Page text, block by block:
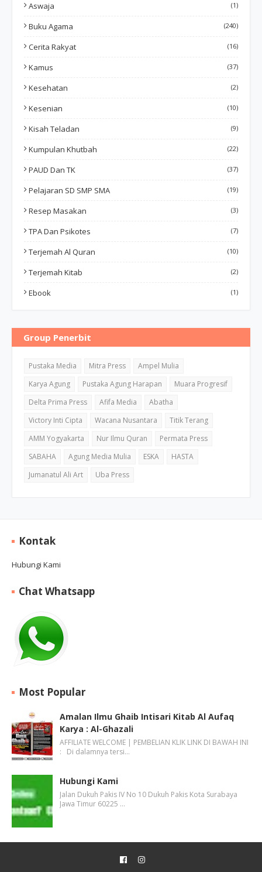
Aswaja (1)
Buku Agama (240)
Cerita Rakyat (16)
Kamus (37)
Kesehatan (2)
Kesenian (10)
Kisah Teladan (9)
Kumpulan Khutbah (22)
PAUD Dan TK (37)
Pelajaran SD SMP SMA (19)
Resep Masakan (3)
TPA Dan Psikotes (7)
Terjemah Al Quran (10)
Terjemah Kitab (2)
Ebook (1)
Group Penerbit
Pustaka Media Mitra Press
Ampel Mulia
Karya Agung
Pustaka Agung Harapan
Muara Progresif
Delta Prima Press
Afifa Media
Abatha
Victory Inti Cipta
Wacana Nusantara
Titik Terang
AMM Yogyakarta
Nur Ilmu Quran
Permata Press
SABAHA
Agung Media Mulia ESKA
HASTA
Jumanatul Ali Art
Uba Press
Kontak
Hubungi Kami
Chat Whatsapp
Most Popular
Amalan Ilmu Ghaib Intisari Kitab Al Aufaq
Karya : Al-Ghazali
AFFILIATE WELCOME | PEMBELIAN KLIK LINK DI BAWAH INI
: Di dalamnya tersi…
Hubungi Kami
Jalan Dukuh Pakis IV No 10 Dukuh Pakis Kota Surabaya
Jawa Timur 60225 …